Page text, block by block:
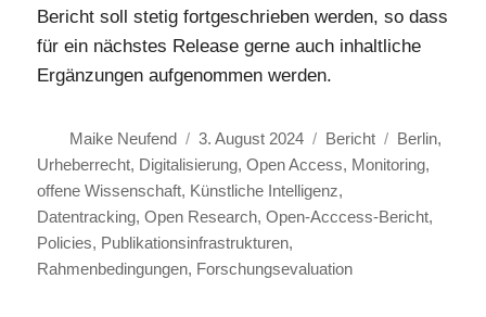
Bericht soll stetig fortgeschrieben werden, so dass
für ein nächstes Release gerne auch inhaltliche
Ergänzungen aufgenommen werden.
Autor
Maike Neufend
Veröffentlicht
am
3. August 2024 Kategorien
Bericht Berlin,
Urheberrecht, Digitalisierung,Open Access, Monitoring,
offene Wissenschaft, Künstliche Intelligenz,
Datentracking,Open Research,Open-Acccess-Bericht,
Policies, Publikationsinfrastrukturen,
Rahmenbedingungen, Forschungsevaluation